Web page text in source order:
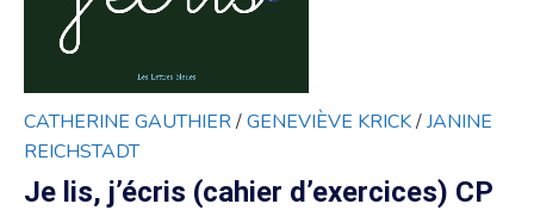
CATHERINE GAUTHIER/GENEVIÈVE KRICK/JANINE
REICHSTADT
Je lis, j’écris (cahier d’exercices) CP